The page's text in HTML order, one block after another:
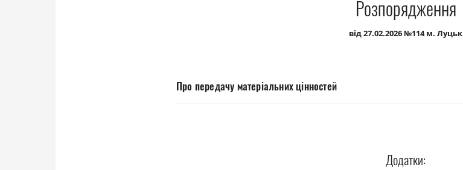
Розпорядження
від 27.02.2026 №114 м. Луцьк
Про передачу матеріальних цінностей
Додатки: